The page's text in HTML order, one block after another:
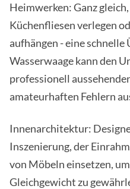
Heimwerken: Ganz
Küchenfliesen verlegen
aufhängen - eine
Wasserwaage kann den
professionell
amateurhaften Fehlern
Innenarchitektur:
Inszenierung, der
von Möbeln einsetzen,
Gleichgewicht zu